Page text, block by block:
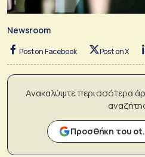
Newsroom
Post on Facebook Post on X
Ανακαλύψτε περισσότερα
Προσθήκη του